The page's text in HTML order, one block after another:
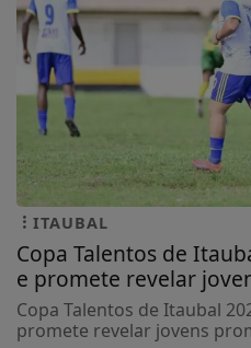
ITAUBAL
Copa Talentos de
e promete revelar
Copa Talentos de Itaubal
promete revelar jovens